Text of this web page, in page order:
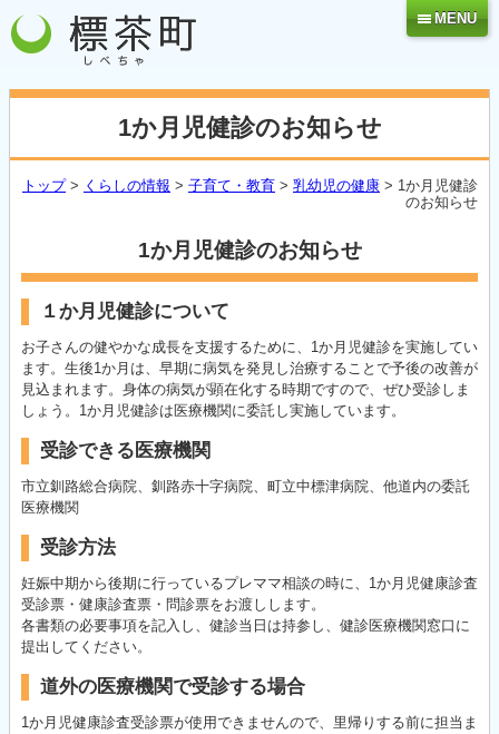
MENU
1か月児健診のお知らせ
トップ> くらしの情報 > 子育て・教育 > 乳幼児の健康 > 1か月児健診
のお知らせ
1か月児健診のお知らせ
１か月児健診について
お子さんの健やかな成長を支援するために、1か月児健診を実施してい
ます。生後1か月は、早期に病気を発見し治療することで予後の改善が
見込まれます。身体の病気が顕在化する時期ですので、ぜひ受診しま
しょう。1か月児健診は医療機関に委託し実施しています。
受診できる医療機関
市立釧路総合病院、釧路赤十字病院、町立中標津病院、他道内の委託
医療機関
受診方法
妊娠中期から後期に行っているプレママ相談の時に、1か月児健康診査
受診票・健康診査票・問診票をお渡しします。
各書類の必要事項を記入し、健診当日は持参し、健診医療機関窓口に
提出してください。
道外の医療機関で受診する場合
1か月児健康診査受診票が使用できませんので、里帰りする前に担当ま